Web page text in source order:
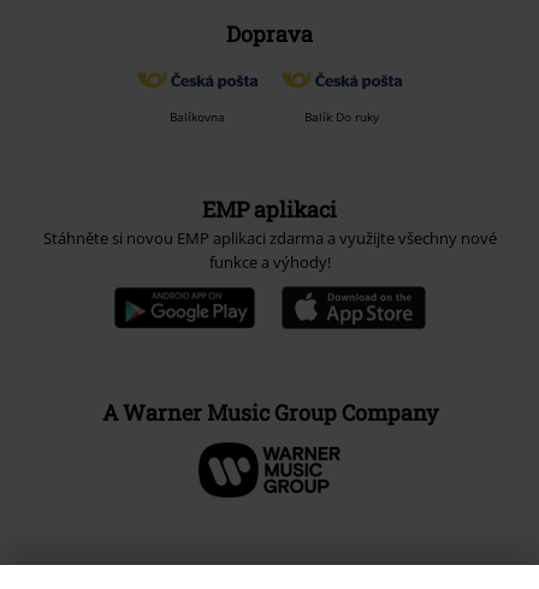
Doprava
Balíkovna Balík Do ruky
EMP aplikaci
Stáhněte si novou EMP aplikaci zdarma a využijte všechny nové
funkce a výhody!
A Warner Music Group Company